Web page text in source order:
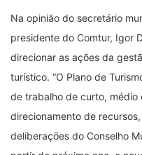
Na opinião do secretário
presidente do Comtur, Igor
direcionar as ações da
turístico. “O Plano de
de trabalho de curto, médio
direcionamento de
deliberações do Conselho